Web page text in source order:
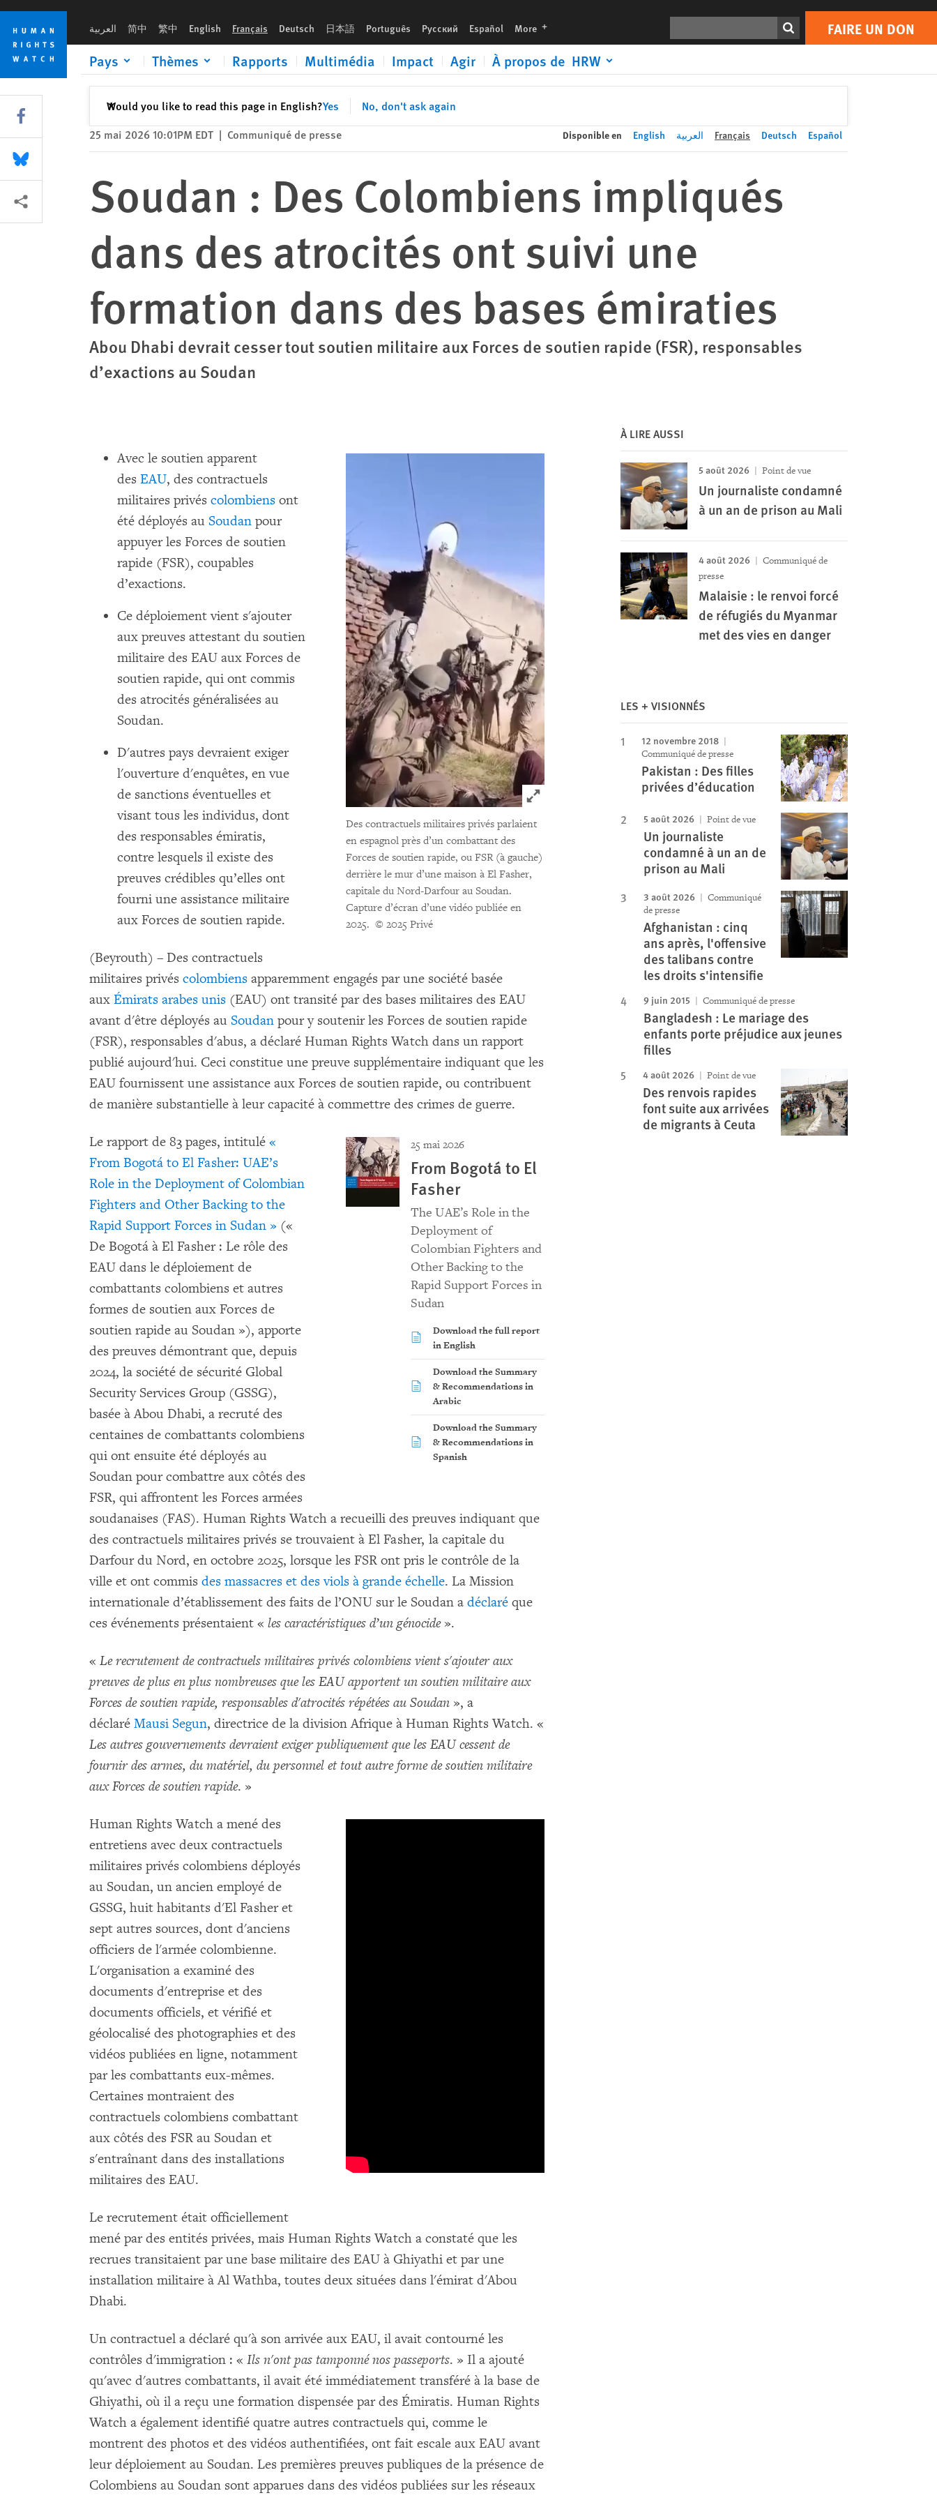
Skip
cookie
privacy
notice
Skip
main
content
العربية 简中 繁中 English Français Deutsch 日本語 Português Русский Español More languages FAIRE UN DON
Pays Thèmes Rapports Multimédia Impact Agir À propos de HRW
Would you like to read this page in English?Yes No, don't ask again
✕Fermer
Print FAIRE UN DON
25 mai 2026 10:01PM EDT | Communiqué de presse Disponible en English العربية Français Deutsch Español
Soudan : Des Colombiens impliqués
dans des atrocités ont suivi une
formation dans des bases émiraties
Abou Dhabi devrait cesser tout soutien militaire aux Forces de soutien rapide (FSR), responsables
d’exactions au Soudan
Click to expand Image
Des contractuels militaires privés parlaient
en espagnol près d’un combattant des
Forces de soutien rapide, ou FSR (à gauche)
derrière le mur d’une maison à El Fasher,
capitale du Nord-Darfour au Soudan.
Capture d’écran d’une vidéo publiée en
2025. © 2025 Privé
Avec le soutien apparent
des EAU, des contractuels
militaires privés colombiens ont
été déployés au Soudan pour
appuyer les Forces de soutien
rapide (FSR), coupables
d’exactions.
Ce déploiement vient s'ajouter
aux preuves attestant du soutien
militaire des EAU aux Forces de
soutien rapide, qui ont commis
des atrocités généralisées au
Soudan.
D'autres pays devraient exiger
l'ouverture d'enquêtes, en vue
de sanctions éventuelles et
visant tous les individus, dont
des responsables émiratis,
contre lesquels il existe des
preuves crédibles qu’elles ont
fourni une assistance militaire
aux Forces de soutien rapide.
(Beyrouth) – Des contractuels
militaires privés colombiens apparemment engagés par une société basée
aux Émirats arabes unis (EAU) ont transité par des bases militaires des EAU
avant d'être déployés au Soudan pour y soutenir les Forces de soutien rapide
(FSR), responsables d'abus, a déclaré Human Rights Watch dans un rapport
publié aujourd'hui. Ceci constitue une preuve supplémentaire indiquant que les
EAU fournissent une assistance aux Forces de soutien rapide, ou contribuent
de manière substantielle à leur capacité à commettre des crimes de guerre.
25 mai 2026
From Bogotá to El
Fasher
The UAE’s Role in the
Deployment of
Colombian Fighters and
Other Backing to the
Rapid Support Forces in
Sudan
Download the full report
in English
Download the Summary
& Recommendations in
Arabic
Download the Summary
& Recommendations in
Spanish
Le rapport de 83 pages, intitulé «
From Bogotá to El Fasher: UAE’s
Role in the Deployment of Colombian
Fighters and Other Backing to the
Rapid Support Forces in Sudan » («
De Bogotá à El Fasher : Le rôle des
EAU dans le déploiement de
combattants colombiens et autres
formes de soutien aux Forces de
soutien rapide au Soudan »), apporte
des preuves démontrant que, depuis
2024, la société de sécurité Global
Security Services Group (GSSG),
basée à Abou Dhabi, a recruté des
centaines de combattants colombiens
qui ont ensuite été déployés au
Soudan pour combattre aux côtés des
FSR, qui affrontent les Forces armées
soudanaises (FAS). Human Rights Watch a recueilli des preuves indiquant que
des contractuels militaires privés se trouvaient à El Fasher, la capitale du
Darfour du Nord, en octobre 2025, lorsque les FSR ont pris le contrôle de la
ville et ont commis des massacres et des viols à grande échelle. La Mission
internationale d’établissement des faits de l’ONU sur le Soudan a déclaré que
ces événements présentaient « les caractéristiques d’un génocide».
« Le recrutement de contractuels militaires privés colombiens vient s'ajouter aux
preuves de plus en plus nombreuses que les EAU apportent un soutien militaire aux
Forces de soutien rapide, responsables d'atrocités répétées au Soudan », a
déclaré Mausi Segun, directrice de la division Afrique à Human Rights Watch. «
Les autres gouvernements devraient exiger publiquement que les EAU cessent de
fournir des armes, du matériel, du personnel et tout autre forme de soutien militaire
aux Forces de soutien rapide. »
Human Rights Watch a mené des
entretiens avec deux contractuels
militaires privés colombiens déployés
au Soudan, un ancien employé de
GSSG, huit habitants d'El Fasher et
sept autres sources, dont d'anciens
officiers de l'armée colombienne.
L'organisation a examiné des
documents d'entreprise et des
documents officiels, et vérifié et
géolocalisé des photographies et des
vidéos publiées en ligne, notamment
par les combattants eux-mêmes.
Certaines montraient des
contractuels colombiens combattant
aux côtés des FSR au Soudan et
s'entraînant dans des installations
militaires des EAU.
Le recrutement était officiellement
mené par des entités privées, mais Human Rights Watch a constaté que les
recrues transitaient par une base militaire des EAU à Ghiyathi et par une
installation militaire à Al Wathba, toutes deux situées dans l'émirat d'Abou
Dhabi.
Un contractuel a déclaré qu'à son arrivée aux EAU, il avait contourné les
contrôles d'immigration : « Ils n'ont pas tamponné nos passeports. » Il a ajouté
qu'avec d'autres combattants, il avait été immédiatement transféré à la base de
Ghiyathi, où il a reçu une formation dispensée par des Émiratis. Human Rights
Watch a également identifié quatre autres contractuels qui, comme le
montrent des photos et des vidéos authentifiées, ont fait escale aux EAU avant
leur déploiement au Soudan. Les premières preuves publiques de la présence de
Colombiens au Soudan sont apparues dans des vidéos publiées sur les réseaux
À LIRE AUSSI
5 août 2026 Point de vue
Un journaliste condamné
à un an de prison au Mali
4 août 2026
Communiqué de
presse
Malaisie : le renvoi forcé
de réfugiés du Myanmar
met des vies en danger
LES + VISIONNÉS
12 novembre 2018
Communiqué de presse
Pakistan : Des filles
privées d’éducation
5 août 2026 Point de vue
Un journaliste
condamné à un an de
prison au Mali
3 août 2026
Communiqué
de presse
Afghanistan : cinq
ans après, l'offensive
des talibans contre
les droits s'intensifie
9 juin 2015 Communiqué de presse
Bangladesh : Le mariage des
enfants porte préjudice aux jeunes
filles
4 août 2026 Point de vue
Des renvois rapides
font suite aux arrivées
de migrants à Ceuta
Share this via Facebook
Share this via Bluesky
Share this via Partagez